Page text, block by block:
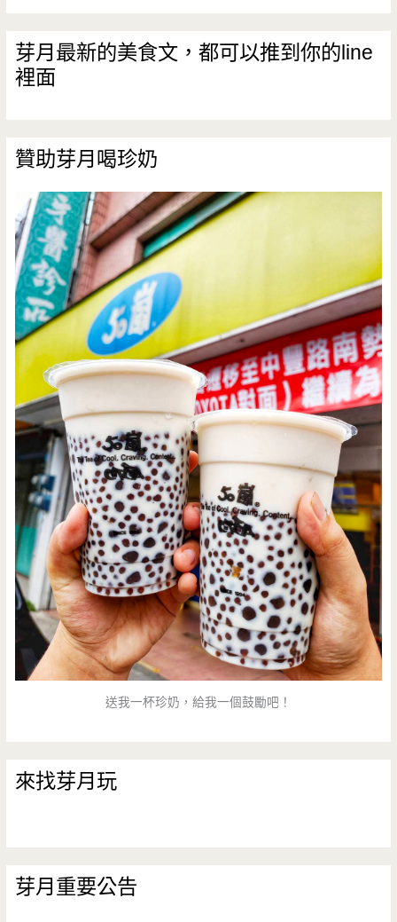
牛
排
這
個
價
格
對
的
起！！
（邀
約）
芽月最新的美食文，都可以推到你的line
裡面
贊助芽月喝珍奶
送我一杯珍奶，給我一個鼓勵吧！
來找芽月玩
芽月重要公告